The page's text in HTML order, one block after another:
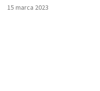
15 marca 2023